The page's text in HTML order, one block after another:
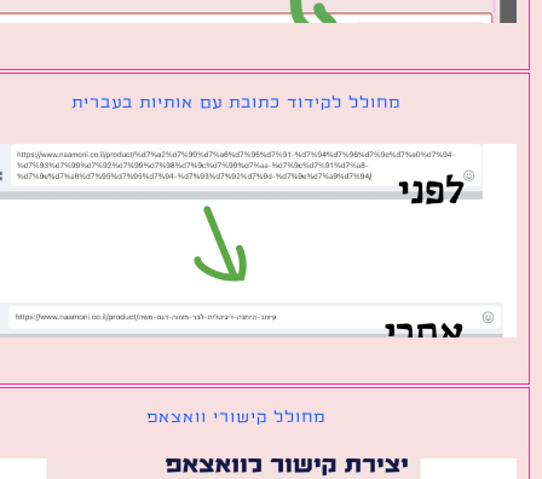
מחולל לקידוד כתובת עם אותיות בעברית
מחולל קישורי וואצאפ